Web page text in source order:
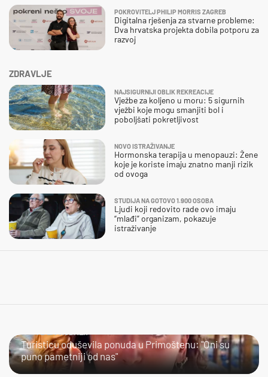
ZDRAVLJE
NAJSIGURNIJI OBLIK REKREACIJE
Vježbe za koljeno u moru: 5 sigurnih
vježbi koje mogu smanjiti bol i
poboljšati pokretljivost
NOVO ISTRAŽIVANJE
Hormonska terapija u menopauzi: Žene
koje je koriste imaju znatno manji rizik
od ovoga
STUDIJA NA GOTOVO 1.900 OSOBA
Ljudi koji redovito rade ovo imaju
“mlađi” organizam, pokazuje
istraživanje
POKROVITELJ PHILIP MORRIS ZAGREB
Digitalna rješenja za stvarne probleme:
Dva hrvatska projekta dobila potporu za
razvoj
Turisticu oduševila ponuda u Primoštenu: "Oni su
puno pametniji od nas"